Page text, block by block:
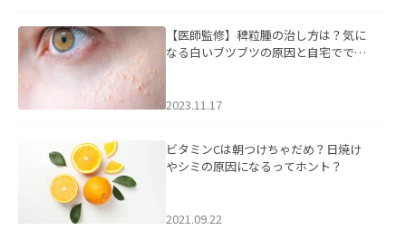
【医師監修】稗粒腫の治し方は？気に
なる白いブツブツの原因と自宅ででき
2023.11.17
ビタミンCは朝つけちゃだめ？日焼け
やシミの原因になるってホント？
2021.09.22